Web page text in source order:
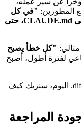
المطورين: "في كل
مرة نرى Claude يفعل شيئاً خاطئاً، نضيفه إلى CLAUDE.md، حتى
"كل خطأ يصبح
لفترة أطول، أصبح
هذه هي بالضبط الفلسفة التي بُني عليها diffray. اليوم، سنريك كيف
المراجعة